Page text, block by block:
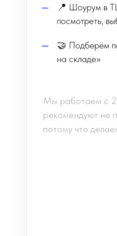
📍 Шоурум в
посмотреть,
🤝 Подберём
на складе»
рекомендуют не
потому что